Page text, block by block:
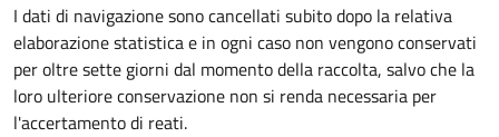
I dati di navigazione sono cancellati subito dopo la relativa
elaborazione statistica e in ogni caso non vengono conservati
per oltre sette giorni dal momento della raccolta, salvo che la
loro ulteriore conservazione non si renda necessaria per
l'accertamento di reati.